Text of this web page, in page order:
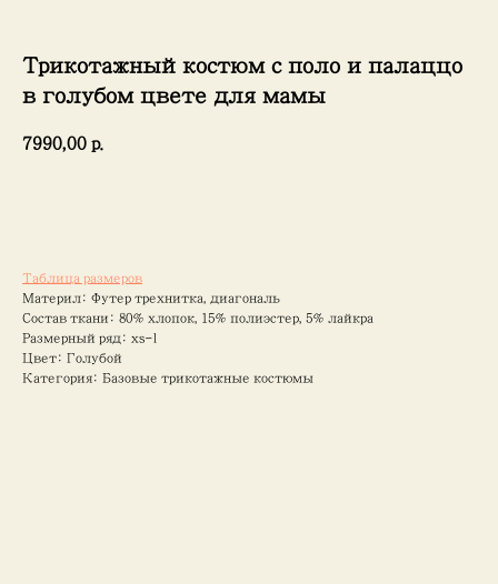
Трикотажный костюм с поло и палаццо
в голубом цвете для мамы
7990,00 р.
Таблица размеров
Материл: Футер трехнитка, диагональ
Состав ткани: 80% хлопок, 15% полиэстер, 5% лайкра
Размерный ряд: xs-l
Цвет: Голубой
Категория: Базовые трикотажные костюмы